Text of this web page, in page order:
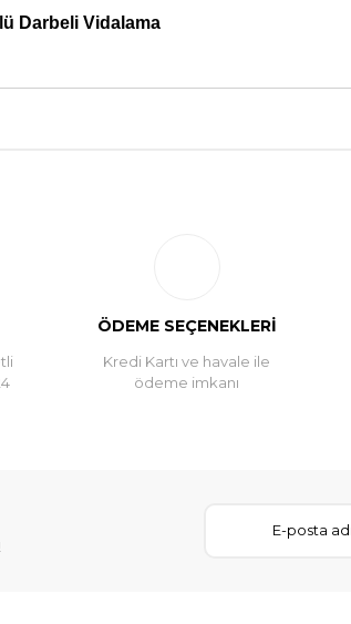
Darbeli Vidalama
ÖDEME SEÇENEKLERİ
Kredi Kartı ve havale ile
ödeme imkanı